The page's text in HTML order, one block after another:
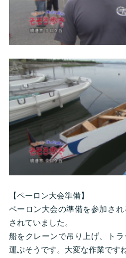
【ペーロン大会準備】
ペーロン大会の準備を参加さ
されていました。
船をクレーンで吊り上げ、ト
運ぶそうです。大変な作業です